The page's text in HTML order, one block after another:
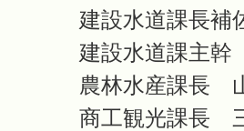
建設水道課長
建設水道課主
農林水産課長
商工観光課長